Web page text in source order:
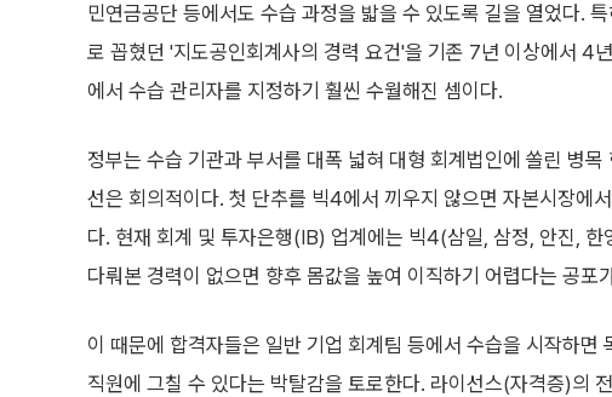
민연금공단 등에서도 수습 과정을 밟을 수 있도록 길을 열었다.
로 꼽혔던 '지도공인회계사의 경력 요건'을 기존 7년 이상에서 4
에서 수습 관리자를 지정하기 훨씬 수월해진 셈이다.
정부는 수습 기관과 부서를 대폭 넓혀 대형 회계법인에 쏠린 병
선은 회의적이다. 첫 단추를 빅4에서 끼우지 않으면 자본시장에
다. 현재 회계 및 투자은행(IB) 업계에는 빅4(삼일, 삼정, 안진,
다뤄본 경력이 없으면 향후 몸값을 높여 이직하기 어렵다는 공포
이 때문에 합격자들은 일반 기업 회계팀 등에서 수습을 시작하면
직원에 그칠 수 있다는 박탈감을 토로한다. 라이선스(자격증)의